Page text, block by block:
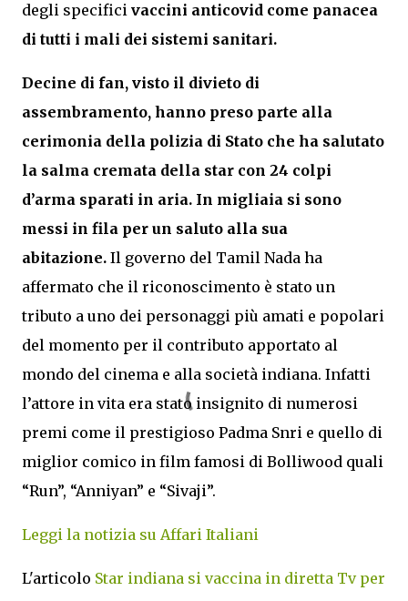
degli specifici vaccini anticovid come panacea
di tutti i mali dei sistemi sanitari.
Decine di fan, visto il divieto di
assembramento, hanno preso parte alla
cerimonia della polizia di Stato che ha salutato
la salma cremata della star con 24 colpi
d’arma sparati in aria. In migliaia si sono
messi in fila per un saluto alla sua
abitazione. Il governo del Tamil Nada ha
affermato che il riconoscimento è stato un
tributo a uno dei personaggi più amati e popolari
del momento per il contributo apportato al
mondo del cinema e alla società indiana. Infatti
l’attore in vita era stato insignito di numerosi
premi come il prestigioso Padma Snri e quello di
miglior comico in film famosi di Bolliwood quali
“Run”, “Anniyan” e “Sivaji”.
Leggi la notizia su Affari Italiani
L'articolo Star indiana si vaccina in diretta Tv per